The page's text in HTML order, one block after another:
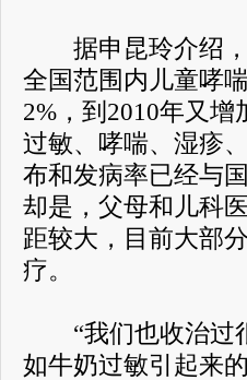
据申昆玲介绍，
全国范围内儿童哮
2%，到2010年又
过敏、哮喘、湿疹
布和发病率已经与
却是，父母和儿科
距较大，目前大部
疗。
“我们也收治过很
如牛奶过敏引起来